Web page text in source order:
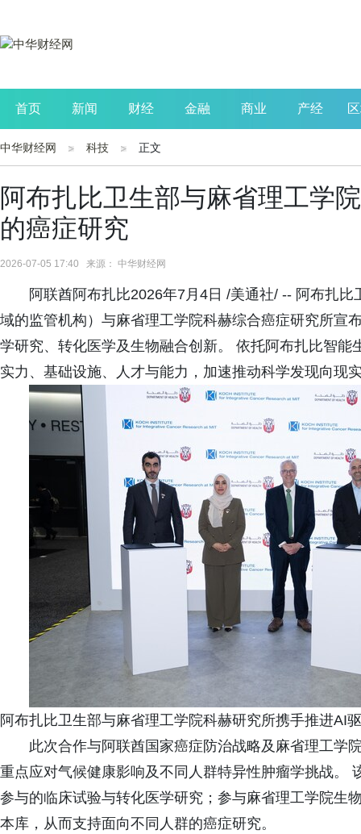
首页 新闻 财经 金融 商业 产经
公司 生活 读书
中华财经网 科技 正文
阿布扎比卫生部与麻省理工学
的癌症研究
2026-07-05 17:40 来源： 中华财经网
阿联酋阿布扎比2026年7月4日 /美通社/ -- 阿布扎
域的监管机构）与麻省理工学院科赫综合癌症研究所宣
学研究、转化医学及生物融合创新。 依托阿布扎比智
实力、基础设施、人才与能力，加速推动科学发现向现
阿布扎比卫生部与麻省理工学院科赫研究所携手推进AI
此次合作与阿联酋国家癌症防治战略及麻省理工学
重点应对气候健康影响及不同人群特异性肿瘤学挑战。
参与的临床试验与转化医学研究；参与麻省理工学院生
本库，从而支持面向不同人群的癌症研究。